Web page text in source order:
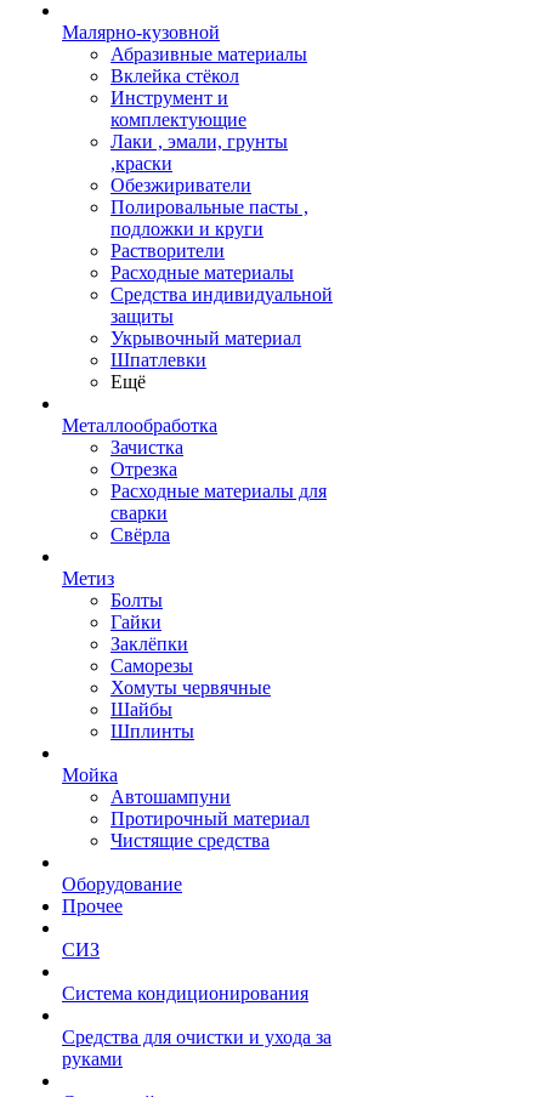
Малярно-кузовной
Абразивные материалы
Вклейка стёкол
Инструмент и
комплектующие
Лаки , эмали, грунты
,краски
Обезжириватели
Полировальные пасты ,
подложки и круги
Растворители
Расходные материалы
Средства индивидуальной
защиты
Укрывочный материал
Шпатлевки
Ещё
Металлообработка
Зачистка
Отрезка
Расходные материалы для
сварки
Свёрла
Метиз
Болты
Гайки
Заклёпки
Саморезы
Хомуты червячные
Шайбы
Шплинты
Мойка
Автошампуни
Протирочный материал
Чистящие средства
Оборудование
Прочее
СИЗ
Система кондиционирования
Средства для очистки и ухода за
руками